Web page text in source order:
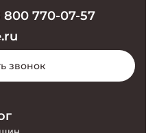
800 770-07-57
звонок